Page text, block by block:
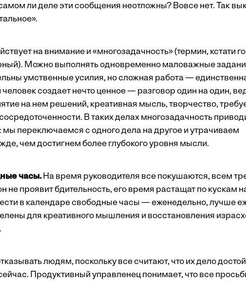
ли деле эти сообщения неотложны? Вовсе нет. Так
на внимание и «многозадачность» (термин, кстати
Можно выполнять одновременно маловажные
умственные усилия, но сложная работа —
человек создает нечто ценное — разговор один на один,
на нем решений, креативная мысль, творчество,
В таких делах многозадачность
переключаемся с одного дела на другое и утрачиваем
чем достигнем более глубокого уровня мысли.
часы.На время руководителя все покушаются, всем
не проявит бдительность, его время растащат по кускам
в календаре свободные часы — еженедельно, лучше
для креативного мышления и восстановления
людям, поскольку все считают, что их дело
Продуктивный управленец понимает, что все